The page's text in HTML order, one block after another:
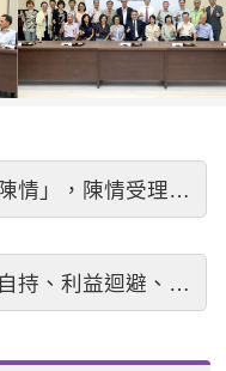
歡迎預約「臨櫃陳情」，陳情受理中心將優先排定人員與您接談，釐清案情爭點後收案處理，以節省您的寶貴時間。
公務人員應廉潔自持、利益迴避、依法公正執行公務～考試院公務人員保障暨培訓委員會～